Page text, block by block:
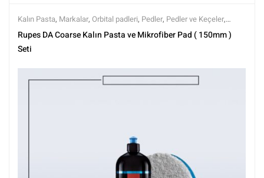
Kalın Pasta, Markalar, Orbital padleri, Pedler, Pedler ve Keçeler,
Polisaj,Polisaj Setleri,Polisaj ve Parlatma,Rupes,Setler,Setler,Tüm
Ürünler
Rupes DA Coarse Kalın Pasta ve Mikrofiber Pad ( 150mm )
Seti